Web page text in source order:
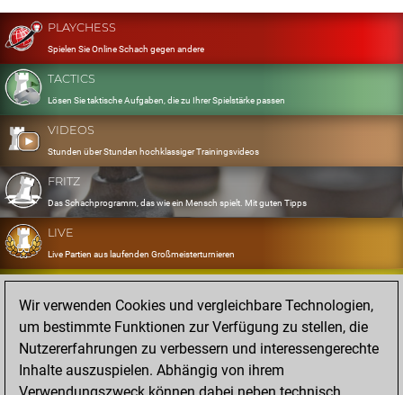
PLAYCHESS
Spielen Sie Online Schach gegen andere
TACTICS
Lösen Sie taktische Aufgaben, die zu Ihrer Spielstärke passen
VIDEOS
Stunden über Stunden hochklassiger Trainingsvideos
FRITZ
Das Schachprogramm, das wie ein Mensch spielt. Mit guten Tipps
LIVE
Live Partien aus laufenden Großmeisterturnieren
OPENINGS
Erfassen und Üben Sie Ihr Eröffnungsrepertoire
DATABASE
Acht Millionen starke Partien
MYGAMES
Wir verwenden Cookies und vergleichbare Technologien,
um bestimmte Funktionen zur Verfügung zu stellen, die
Nutzererfahrungen zu verbessern und interessengerechte
Inhalte auszuspielen. Abhängig von ihrem